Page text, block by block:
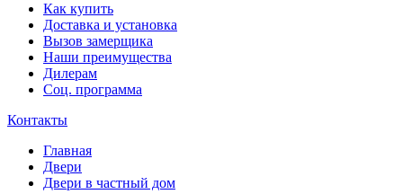
Как купить
Доставка и установка
Вызов замерщика
Наши преимущества
Дилерам
Соц. программа
Контакты
Главная
Двери
Двери в частный дом